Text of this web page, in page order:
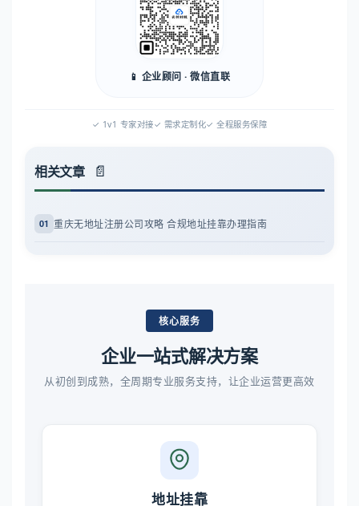
📱 企业顾问 · 微信直联
✓ 1v1 专家对接✓ 需求定制化✓ 全程服务保障
相关文章
01 重庆无地址注册公司攻略 合规地址挂靠办理指南
核心服务
企业一站式解决方案
从初创到成熟，全周期专业服务支持，让企业运营更高效
地址挂靠